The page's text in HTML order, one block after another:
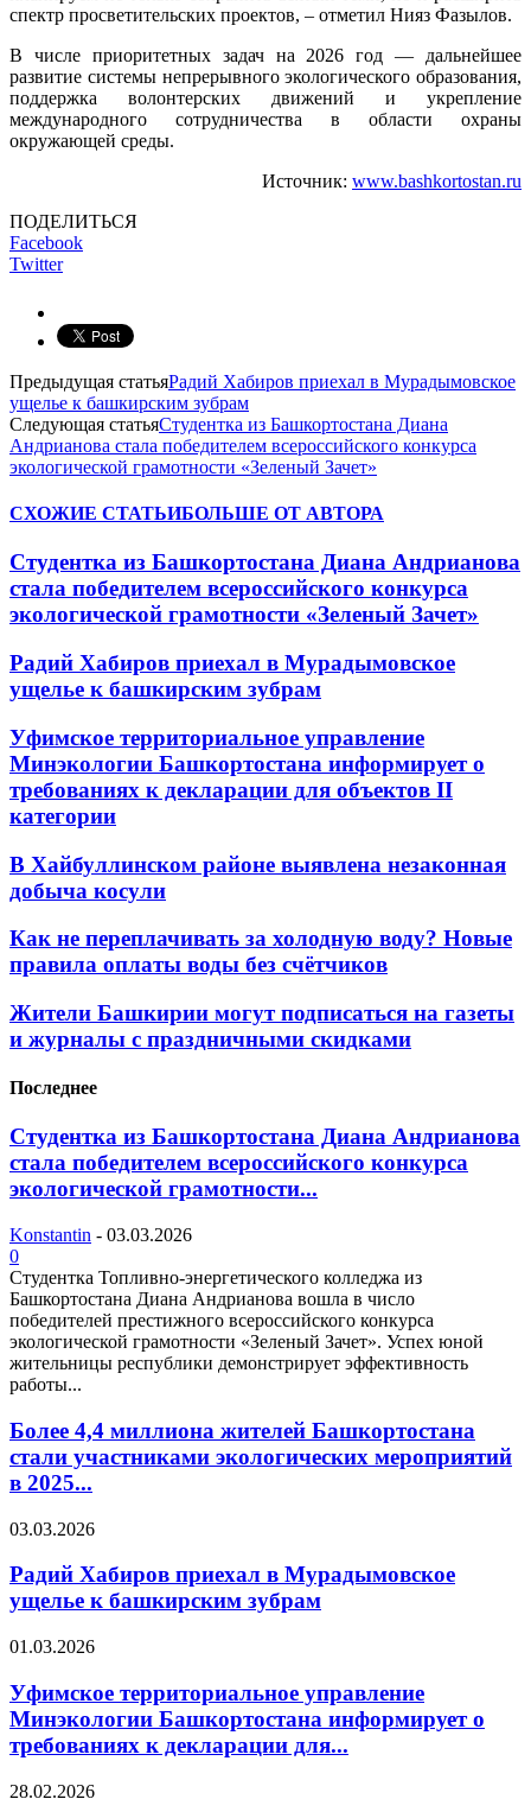
спектр просветительских проектов, – отметил Нияз Фазылов.
В числе приоритетных задач на 2026 год — дальнейшее
развитие системы непрерывного экологического образования,
поддержка волонтерских движений и укрепление
международного сотрудничества в области охраны
окружающей среды.
Источник: www.bashkortostan.ru
ПОДЕЛИТЬСЯ
Facebook
Twitter
Предыдущая статьяРадий Хабиров приехал в Мурадымовское
ущелье к башкирским зубрам
Следующая статьяСтудентка из Башкортостана Диана
Андрианова стала победителем всероссийского конкурса
экологической грамотности «Зеленый Зачет»
СХОЖИЕ СТАТЬИБОЛЬШЕ ОТ АВТОРА
Студентка из Башкортостана Диана Андрианова
стала победителем всероссийского конкурса
экологической грамотности «Зеленый Зачет»
Радий Хабиров приехал в Мурадымовское
ущелье к башкирским зубрам
Уфимское территориальное управление
Минэкологии Башкортостана информирует о
требованиях к декларации для объектов II
категории
В Хайбуллинском районе выявлена незаконная
добыча косули
Как не переплачивать за холодную воду? Новые
правила оплаты воды без счётчиков
Жители Башкирии могут подписаться на газеты
и журналы с праздничными скидками
Последнее
Студентка из Башкортостана Диана Андрианова
стала победителем всероссийского конкурса
экологической грамотности...
Konstantin - 03.03.2026
0
Студентка Топливно-энергетического колледжа из
Башкортостана Диана Андрианова вошла в число
победителей престижного всероссийского конкурса
экологической грамотности «Зеленый Зачет». Успех юной
жительницы республики демонстрирует эффективность
работы...
Более 4,4 миллиона жителей Башкортостана
стали участниками экологических мероприятий
в 2025...
03.03.2026
Радий Хабиров приехал в Мурадымовское
ущелье к башкирским зубрам
01.03.2026
Уфимское территориальное управление
Минэкологии Башкортостана информирует о
требованиях к декларации для...
28.02.2026